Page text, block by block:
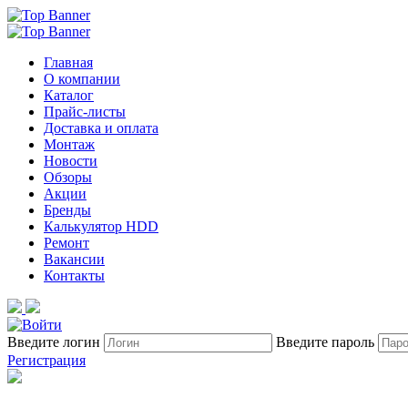
Главная
О компании
Каталог
Прайс-листы
Доставка и оплата
Монтаж
Новости
Обзоры
Акции
Бренды
Калькулятор HDD
Ремонт
Вакансии
Контакты
Введите логин Введите пароль
Регистрация